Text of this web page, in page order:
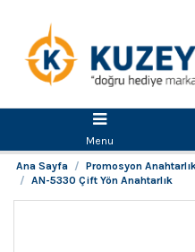
Menu
Ana Sayfa
Promosyon
AN-5330 Çift Yön Anahtarlık